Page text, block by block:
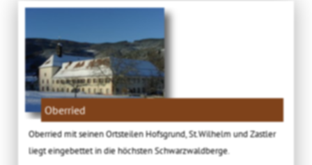
Oberried
Oberried mit seinen Ortsteilen Hofsgrund, St.Wilhelm und Zastler
liegt eingebettet in die höchsten Schwarzwaldberge.